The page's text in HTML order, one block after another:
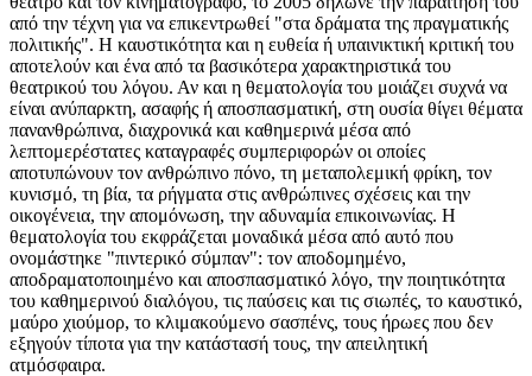
από την τέχνη για να επικεντρωθεί "στα δράματα της πραγματικής
πολιτικής". Η καυστικότητα και η ευθεία ή υπαινικτική κριτική του
αποτελούν και ένα από τα βασικότερα χαρακτηριστικά του
θεατρικού του λόγου. Αν και η θεματολογία του μοιάζει συχνά να
είναι ανύπαρκτη, ασαφής ή αποσπασματική, στη ουσία θίγει θέματα
πανανθρώπινα, διαχρονικά και καθημερινά μέσα από
λεπτομερέστατες καταγραφές συμπεριφορών οι οποίες
αποτυπώνουν τον ανθρώπινο πόνο, τη μεταπολεμική φρίκη, τον
κυνισμό, τη βία, τα ρήγματα στις ανθρώπινες σχέσεις και την
οικογένεια, την απομόνωση, την αδυναμία επικοινωνίας. Η
θεματολογία του εκφράζεται μοναδικά μέσα από αυτό που
ονομάστηκε "πιντερικό σύμπαν": τον αποδομημένο,
αποδραματοποιημένο και αποσπασματικό λόγο, την ποιητικότητα
του καθημερινού διαλόγου, τις παύσεις και τις σιωπές, το καυστικό,
μαύρο χιούμορ, το κλιμακούμενο σασπένς, τους ήρωες που δεν
εξηγούν τίποτα για την κατάστασή τους, την απειλητική
ατμόσφαιρα.